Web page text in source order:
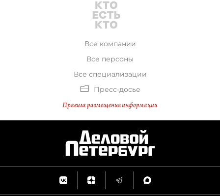
Все компании
Все персоны
Все специализации
Пресс-досье
Правила размещения информации